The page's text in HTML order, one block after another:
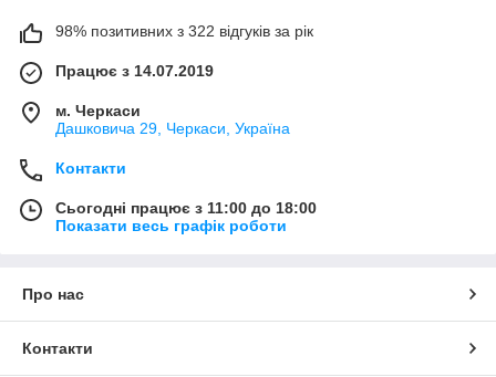
98% позитивних з 322 відгуків за рік
Працює з 14.07.2019
м. Черкаси
Дашковича 29, Черкаси, Україна
Контакти
Сьогодні працює з 11:00 до 18:00
Показати весь графік роботи
Про нас
Контакти